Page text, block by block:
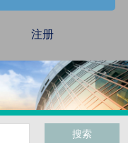
注册
搜索